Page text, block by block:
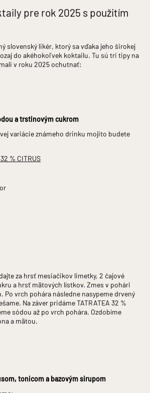
pre rok 2025 s použitím
slovenský likér, ktorý sa vďaka jeho širokej
do akéhokoľvek koktailu. Tu sú tri tipy na
v roku 2025 ochutnať:
a trstinovým cukrom
variácie známeho drinku mojito budete
% CITRUS
za hrsť mesiačikov limetky, 2 čajové
a hrsť mätových lístkov. Zmes v pohári
Po vrch pohára následne nasypeme drvený
Na záver pridáme TATRATEA 32 %
sódou až po vrch pohára. Ozdobíme
a mätou.
tonicom a bazovým sirupom